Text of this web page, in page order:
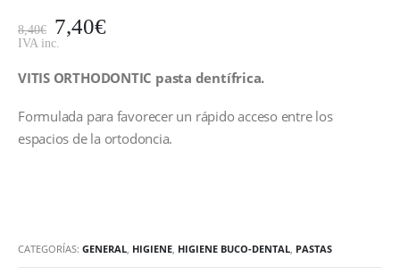
8,40€ 7,40€
IVA inc.
VITIS ORTHODONTIC pasta dentífrica.
Formulada para favorecer un rápido acceso entre los
espacios de la ortodoncia.
CATEGORÍAS: GENERAL HIGIENE HIGIENE BUCO-DENTAL PASTAS